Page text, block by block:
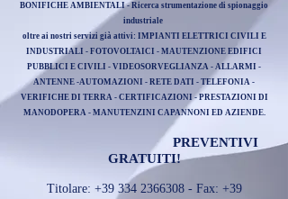
BONIFICHE AMBIENTALI - Ricerca strumentazione di spionaggio
industriale
oltre ai nostri servizi già attivi: IMPIANTI ELETTRICI CIVILI E
INDUSTRIALI - FOTOVOLTAICI - MAUTENZIONE EDIFICI
PUBBLICI E CIVILI - VIDEOSORVEGLIANZA - ALLARMI -
ANTENNE -AUTOMAZIONI - RETE DATI - TELEFONIA -
VERIFICHE DI TERRA - CERTIFICAZIONI - PRESTAZIONI DI
MANODOPERA - MANUTENZINI CAPANNONI ED AZIENDE.
PREVENTIVI
GRATUITI!
Titolare: +39 334 2366308- Fax: +39